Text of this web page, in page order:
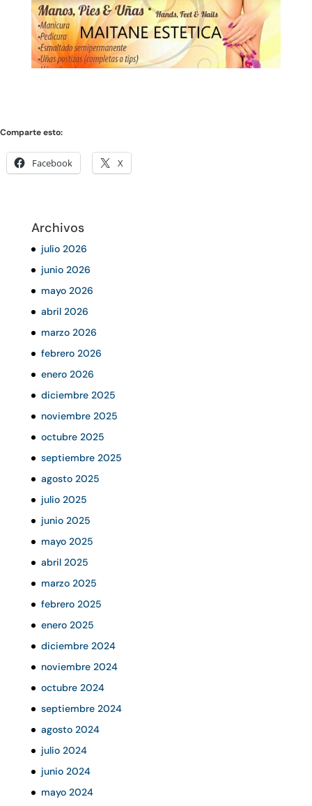
Comparte esto:
Facebook X
Archivos
julio 2026
junio 2026
mayo 2026
abril 2026
marzo 2026
febrero 2026
enero 2026
diciembre 2025
noviembre 2025
octubre 2025
septiembre 2025
agosto 2025
julio 2025
junio 2025
mayo 2025
abril 2025
marzo 2025
febrero 2025
enero 2025
diciembre 2024
noviembre 2024
octubre 2024
septiembre 2024
agosto 2024
julio 2024
junio 2024
mayo 2024